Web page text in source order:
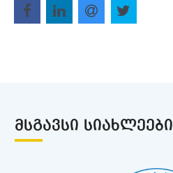
ᲛᲡᲒᲐᲕᲡᲘ ᲡᲘᲐᲮᲚᲔᲔᲑᲘ